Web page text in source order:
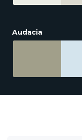
Audacia